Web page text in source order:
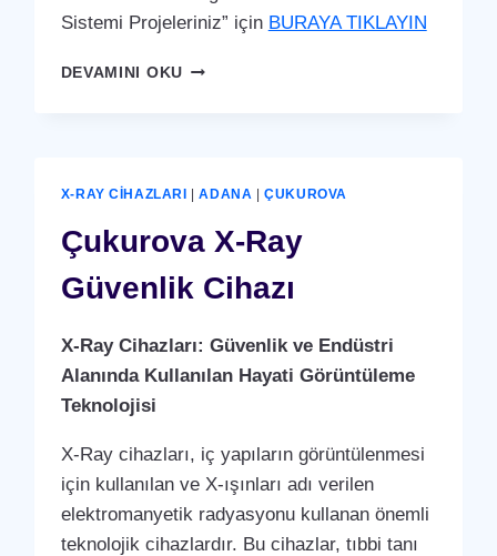
Sistemi Projeleriniz” için BURAYA TIKLAYIN
DEVAMINI OKUÇUKUROVA
X-RAY CIHAZLARI |ADANA |ÇUKUROVA
Çukurova X-Ray
Güvenlik Cihazı
X-Ray Cihazları: Güvenlik ve Endüstri
Alanında Kullanılan Hayati Görüntüleme
Teknolojisi
X-Ray cihazları, iç yapıların görüntülenmesi
için kullanılan ve X-ışınları adı verilen
elektromanyetik radyasyonu kullanan önemli
teknolojik cihazlardır. Bu cihazlar, tıbbi tanı